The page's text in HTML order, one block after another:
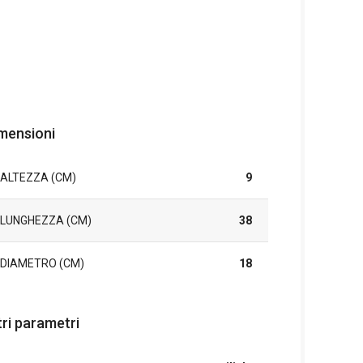
ALTEZZA (CM) 9
LUNGHEZZA (CM) 38
DIAMETRO (CM) 18
parametri